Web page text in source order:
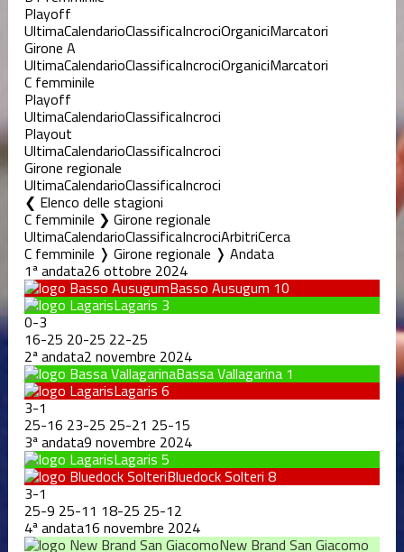
Playoff
UltimaCalendarioClassificaIncrociOrganiciMarcatori
Girone A
UltimaCalendarioClassificaIncrociOrganiciMarcatori
C femminile
Playoff
UltimaCalendarioClassificaIncroci
Playout
UltimaCalendarioClassificaIncroci
Girone regionale
UltimaCalendarioClassificaIncroci
Elenco delle stagioni
C femminile ❯ Girone regionale
UltimaCalendarioClassificaIncrociArbitriCerca
C femminile ❭ Girone regionale ❭ Andata
1ª andata26 ottobre 2024
Basso Ausugum 10
Lagaris 3
0-3
16-25 20-25 22-25
2ª andata2 novembre 2024
Bassa Vallagarina 1
Lagaris 6
3-1
25-16 23-25 25-21 25-15
3ª andata9 novembre 2024
Lagaris 5
Bluedock Solteri 8
3-1
25-9 25-11 18-25 25-12
4ª andata16 novembre 2024
New Brand San Giacomo